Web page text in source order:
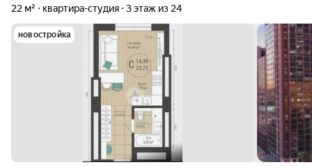
22 м² квартира-студия 3 этаж из 24
новостройка